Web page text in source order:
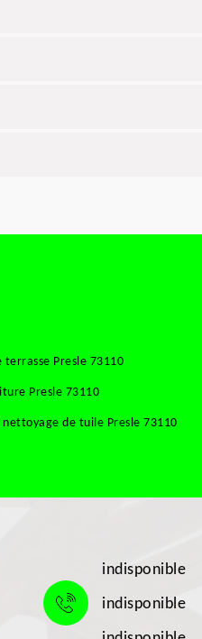
terrasse Presle 73110
Presle 73110
nettoyage de tuile Presle 73110
indisponible
indisponible